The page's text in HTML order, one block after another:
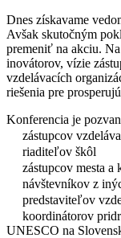
Dnes získavame
Avšak skutočným
premeniť na akciu.
inovátorov, vízie
vzdelávacích
riešenia pre
Konferencia je
zástupcov
riaditeľov škôl
zástupcov mesta a
návštevníkov z
predstaviteľov
koordinátorov
UNESCO na